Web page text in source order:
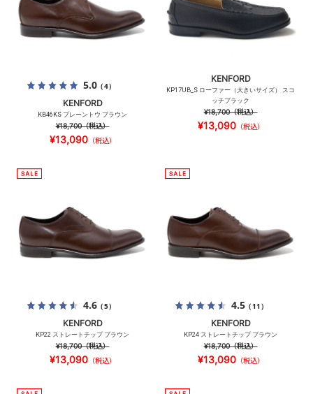
5.0（4）
KENFORD
KB46KS プレーントウ ブラウン
¥18,700（税込）
¥13,090（税込）
KENFORD
KP17UB_S ローファー（大きいサイズ） スコ
ッチブラック
¥18,700（税込）
¥13,090（税込）
4.6（5）
KENFORD
KP22 ストレートチップ ブラウン
¥18,700（税込）
¥13,090（税込）
4.5（11）
KENFORD
KP24 ストレートチップ ブラウン
¥18,700（税込）
¥13,090（税込）